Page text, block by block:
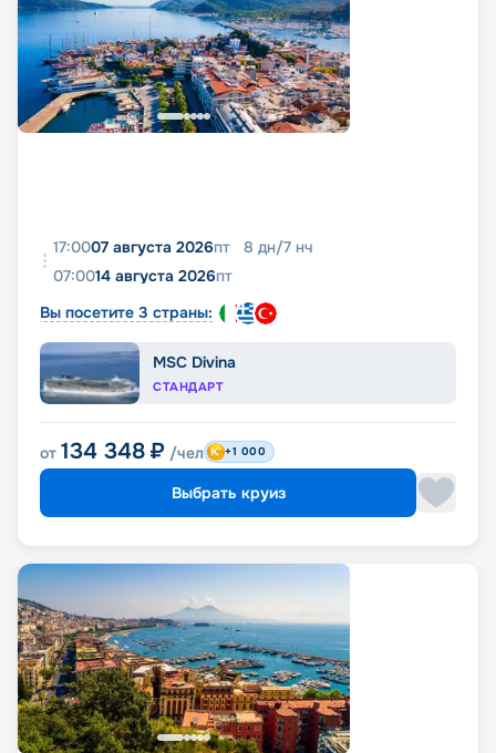
17:0007 августа 2026пт 8 дн/7 нч
07:0014 августа 2026пт
Вы посетите 3 страны:
MSC Divina
СТАНДАРТ
от 134 348 ₽ /чел +1 000
Выбрать круиз